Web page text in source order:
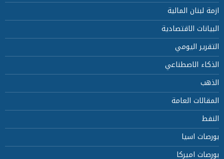
ازمة لبنان المالية
البيانات الاقتصادية
التقرير اليومي
الذكاء الاصطناعي
الذهب
المقالات العامة
النفط
بورصات اسيا
بورصات اميركا